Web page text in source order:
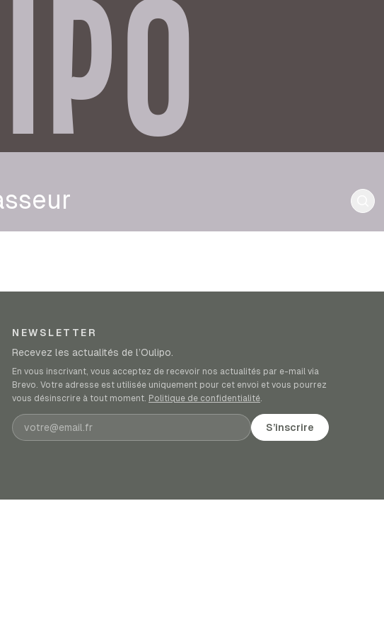
NEWSLETTER
Recevez les actualités de l’Oulipo.
En vous inscrivant, vous acceptez de recevoir nos actualités par e-mail via
Brevo. Votre adresse est utilisée uniquement pour cet envoi et vous pourrez
vous désinscrire à tout moment. Politique de confidentialité.
Adresse e-mail S’inscrire